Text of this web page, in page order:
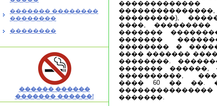
������� ��������
��������
��������
������ ������
������� ������!
�������������
���������),
����,
�������
�������
�������� �
���� �������
��������.
������� ������,
����������,
���� 60 �� ��.
�������.